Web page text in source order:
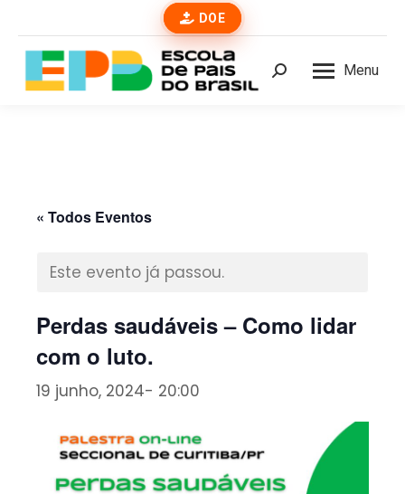
DOE
Menu
Buscar
« Todos Eventos
Este evento já passou.
Perdas saudáveis – Como lidar
com o luto.
19 junho, 2024- 20:00